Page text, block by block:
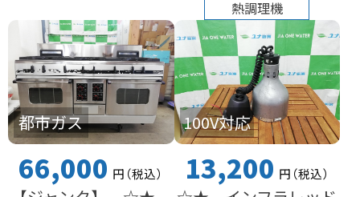
熱調理機
都市ガス
66,000 円（税込）
100V対応
13,200 円（税込）